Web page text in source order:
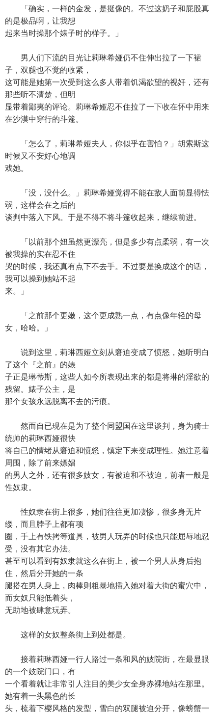
「确实，一样的金发，是挺像的。不过这奶子和屁股真
的是极品啊，让我想
起来当时操那个婊子时的样子。」
男人们下流的目光让莉琳希娅仍不住伸出拉了一下裙
子，双腿也不觉的收紧，
这可能是她第一次受到这么多人带着饥渴欲望的视奸，还有
那些听不清楚，但明
显带着鄙夷的评论。莉琳希娅忍不住拉了一下收在怀中用来
在沙漠中穿行的斗篷。
「怎么了，莉琳希娅夫人，你似乎在害怕？」胡索斯这
时候又不安好心地调
戏她。
「没，没什么。」莉琳希娅觉得不能在敌人面前显得怯
弱，这样会在之后的
谈判中落入下风。于是不得不将斗篷收起来，继续前进。
「以前那个妞虽然更漂亮，但是多少有点柔弱，有一次
被我操的实在忍不住
哭的时候，我还真有点下不去手。不过要是换成这个的话，
我可以操到她站不起
来。」
「之前那个更嫩，这个更成熟一点，有点像年轻的母
女，哈哈。」
说到这里，莉琳西娅立刻从窘迫变成了愤怒，她听明白
了这个『之前』的婊
子正是琳蒂斯，这些人如今所表现出来的都是将琳的淫欲的
残留。婊子公主，是
那个女孩永远脱离不去的污痕。
然而自已现在是为了整个同盟国在这里谈判，身为骑士
统帅的莉琳西娅很快
将自已的情绪从窘迫和愤怒，镇定下来变成理性。她注意着
周围，除了前来嫖娼
的男人之外，还有很多妓女，有被迫和不被迫，前者一般是
性奴隶。
性奴隶在街上很多，她们往往更加凄惨，很多身无片
缕，而且脖子上都有项
圈，手上有铁拷等道具，被男人玩弄的时候也只能屈辱地忍
受，没有其它办法。
甚至可以看到有奴隶就这么在街上，被一个男人从身后抱
住，然后分开她的一条
腿搭在男人身上，肉棒则粗暴地插入她对着大街的蜜穴中，
而女奴只能低着头，
无助地被肆意玩弄。
这样的女奴整条街上到处都是。
接着莉琳西娅一行人路过一条和风的妓院街，在最显眼
的一个妓院门口，有
一个看着就让非常引人注目的美少女全身赤裸地站在那里。
她有着一头黑色的长
头，梳着下樱风格的发型，雪白的双腿被迫分开，像螃蟹一